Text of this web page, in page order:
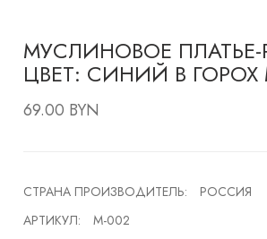
МУСЛИНОВОЕ
ЦВЕТ: СИНИЙ В ГОРОХ
69.00 BYN
СТРАНА ПРОИЗВОДИТЕЛЬ:
РОССИЯ
АРТИКУЛ:
М-002